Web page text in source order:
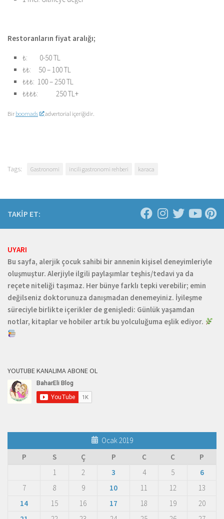
Restoranların fiyat aralığı;
₺: 0-50 TL
₺₺: 50 – 100 TL
₺₺₺: 100 – 250 TL
₺₺₺₺: 250 TL+
Bir boomads advertorial içeriğidir.
Tags: Gastronomi incili gastronomi rehberi karaca
TAKİP ET:
UYARI
Bu sayfa, alerjik çocuk sahibi bir annenin kişisel deneyimleriyle
oluşmuştur. Alerjiyle ilgili paylaşımlar teşhis/tedavi ya da
reçete niteliği taşımaz. Her bünye farklı tepki verebilir; emin
değilseniz doktorunuza danışmadan denemeyiniz. İyileşme
süreciyle birlikte içerikler de genişledi: Günlük yaşamdan
notlar, kitaplar ve hobiler artık bu yolculuğuma eşlik ediyor.
YOUTUBE KANALIMA ABONE OL
Ocak 2019
P
S Ç P C C
P
1
2 3 4 5
6
7
8 9 10 11 12
13
14
15 16 17 18 19
20